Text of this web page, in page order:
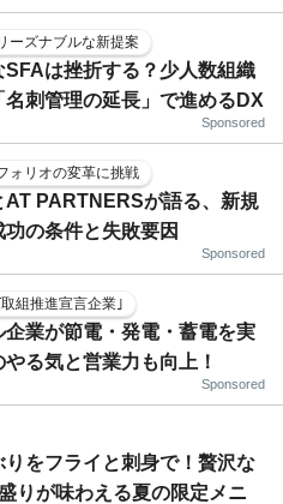
ーズナブルな新提案
SFAは挫折する？少人数組織
名刺管理の延長」で進めるDX
Sponsored
ォリオの変革に挑戦
AT PARTNERSが語る、新規
の条件と失敗要因
Sponsored
組推進宣言企業｣
企業が節電・発電・蓄電を実
る気と営業力も向上！
Sponsored
りをフライと刺身で！贅沢な
りが味わえる夏の限定メニ